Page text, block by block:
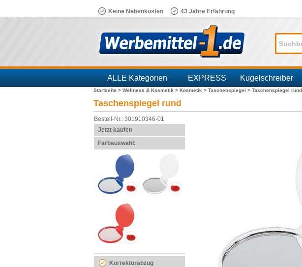
Keine Nebenkosten 43 Jahre Erfahrung
ALLE Kategorien EXPRESS Kugelschreiber
Branchen
Startseite > Wellness & Kosmetik > Kosmetik > Taschenspiegel > Taschenspiegel rund
Taschenspiegel rund
Bestell-Nr.: 301910346-01
Jetzt kaufen
Farbauswahl:
Korrekturabzug